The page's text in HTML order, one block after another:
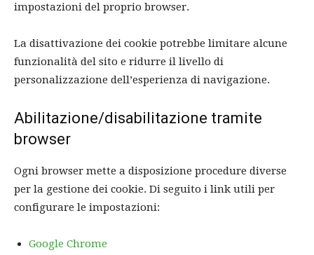
impostazioni del proprio browser.
La disattivazione dei cookie potrebbe limitare alcune
funzionalità del sito e ridurre il livello di
personalizzazione dell’esperienza di navigazione.
Abilitazione/disabilitazione tramite
browser
Ogni browser mette a disposizione procedure diverse
per la gestione dei cookie. Di seguito i link utili per
configurare le impostazioni:
Google Chrome